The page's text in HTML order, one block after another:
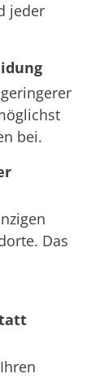
jeder
bei.
Das